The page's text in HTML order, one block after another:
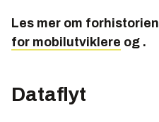
Les mer om forhistorien
for mobilutviklere og .
Dataflyt